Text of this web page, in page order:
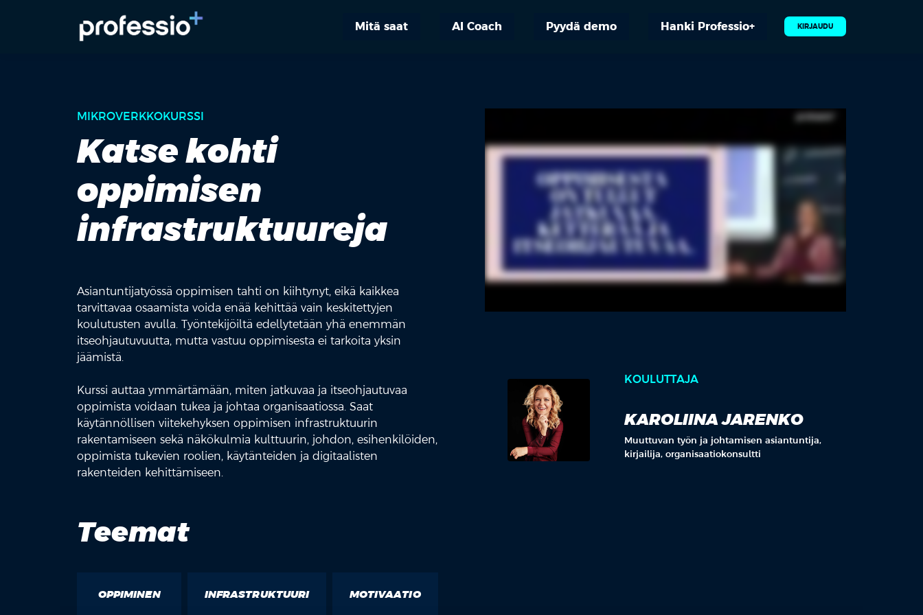
Mitä saat AI Coach Pyydä demo Hanki Professio+ KIRJAUDU
MIKROVERKKOKURSSI
Katse kohti
oppimisen
infrastruktuureja
Asiantuntijatyössä oppimisen tahti on kiihtynyt, eikä kaikkea
tarvittavaa osaamista voida enää kehittää vain keskitettyjen
koulutusten avulla. Työntekijöiltä edellytetään yhä enemmän
itseohjautuvuutta, mutta vastuu oppimisesta ei tarkoita yksin
jäämistä.
Kurssi auttaa ymmärtämään, miten jatkuvaa ja itseohjautuvaa
oppimista voidaan tukea ja johtaa organisaatiossa. Saat
käytännöllisen viitekehyksen oppimisen infrastruktuurin
rakentamiseen sekä näkökulmia kulttuurin, johdon, esihenkilöiden,
oppimista tukevien roolien, käytänteiden ja digitaalisten
rakenteiden kehittämiseen.
Teemat
OPPIMINEN INFRASTRUKTUURI MOTIVAATIO
KOULUTTAJA
KAROLIINA JARENKO
Muuttuvan työn ja johtamisen asiantuntija,
kirjailija, organisaatiokonsultti